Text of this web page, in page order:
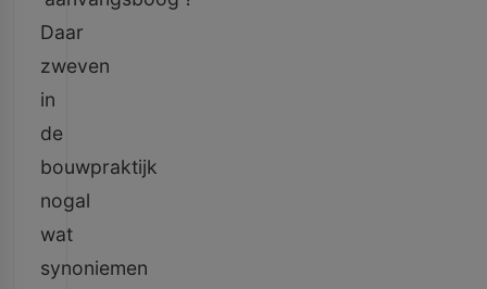
Daar
zweven
in
de
bouwpraktijk
nogal
wat
synoniemen